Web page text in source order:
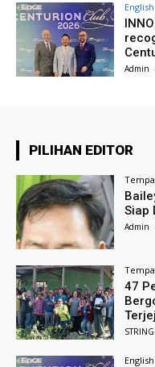
English
Admin -
PILIHAN EDITOR
Siap
Admin -
47
English